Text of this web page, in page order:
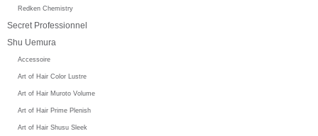
Redken Chemistry
Secret Professionnel
Shu Uemura
Accessoire
Art of Hair Color Lustre
Art of Hair Muroto Volume
Art of Hair Prime Plenish
Art of Hair Shusu Sleek